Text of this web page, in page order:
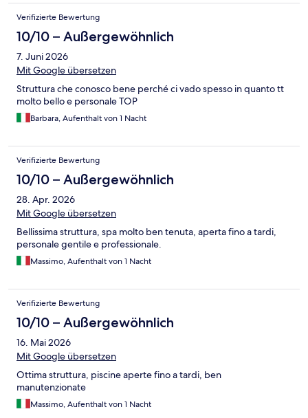
Verifizierte Bewertung
10/10 – Außergewöhnlich
7. Juni 2026
Mit Google übersetzen
Struttura che conosco bene perché ci vado spesso in quanto tt
molto bello e personale TOP
Barbara, Aufenthalt von 1 Nacht
Verifizierte Bewertung
10/10 – Außergewöhnlich
28. Apr. 2026
Mit Google übersetzen
Bellissima struttura, spa molto ben tenuta, aperta fino a tardi,
personale gentile e professionale.
Massimo, Aufenthalt von 1 Nacht
Verifizierte Bewertung
10/10 – Außergewöhnlich
16. Mai 2026
Mit Google übersetzen
Ottima struttura, piscine aperte fino a tardi, ben
manutenzionate
Massimo, Aufenthalt von 1 Nacht